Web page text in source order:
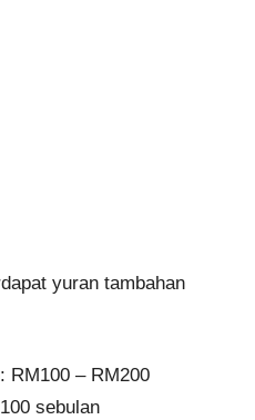
yuran tambahan
: RM100 – RM200
sebulan